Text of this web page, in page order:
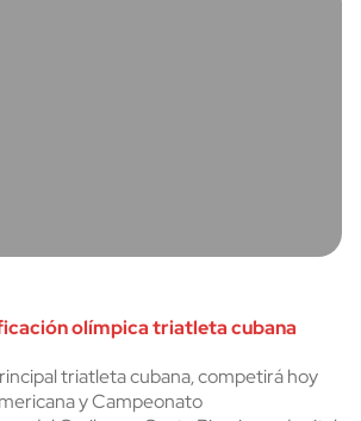
olímpica triatleta cubana
triatleta cubana, competirá hoy
y Campeonato